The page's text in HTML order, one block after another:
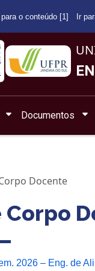
para o conteúdo [1] Ir
Documentos
Docente
Corpo
2026 – Eng. de